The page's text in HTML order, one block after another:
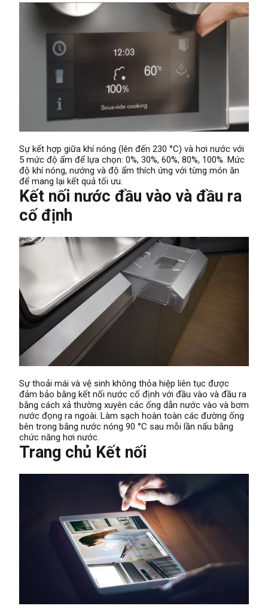
Sự kết hợp giữa khí nóng (lên đến 230 °C) và hơi nước với
5 mức độ ẩm để lựa chọn: 0%, 30%, 60%, 80%, 100%. Mức
độ khí nóng, nướng và độ ẩm thích ứng với từng món ăn
để mang lại kết quả tối ưu.
Kết nối nước đầu vào và đầu ra
cố định
Sự thoải mái và vệ sinh không thỏa hiệp liên tục được
đảm bảo bằng kết nối nước cố định với đầu vào và đầu ra
bằng cách xả thường xuyên các ống dẫn nước vào và bơm
nước đọng ra ngoài. Làm sạch hoàn toàn các đường ống
bên trong bằng nước nóng 90 °C sau mỗi lần nấu bằng
chức năng hơi nước.
Trang chủ Kết nối